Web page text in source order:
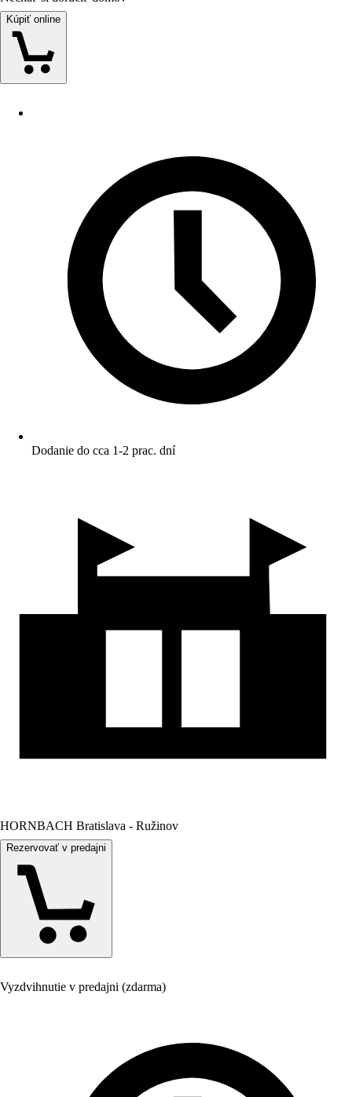
Kúpiť online
Dodanie do cca 1-2 prac. dní
HORNBACH Bratislava - Ružinov
Rezervovať v predajni
Vyzdvihnutie v predajni (zdarma)